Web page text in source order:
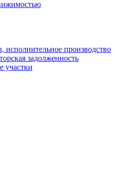
производство
задолженность
участки